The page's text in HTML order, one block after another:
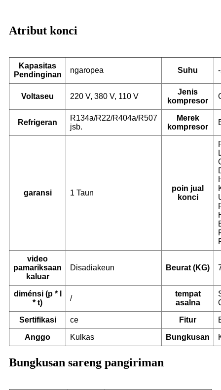
Atribut konci
Kapasitas
Pendinginan
ngaropea Suhu
Voltaseu 220 V, 380 V, 110 V
Jenis
kompresor
Refrigeran
R134a/R22/R404a/R507
jsb.
Merek
kompresor
garansi 1 Taun
poin jual
konci
video
pamariksaan
kaluar
Disadiakeun Beurat (KG)
diménsi (p * l
* t)
/
tempat
asalna
Sertifikasi ce Fitur
Anggo Kulkas Bungkusan
Bungkusan sareng pangiriman